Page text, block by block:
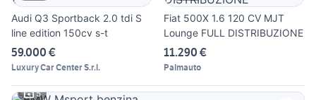
Audi Q3 Sportback 2.0 tdi S
line edition 150cv s-t
59.000 €
Luxury Car Center S.r.l.
Fiat 500X 1.6 120 CV MJT
Lounge FULL DISTRIBUZIONE
11.290 €
Palmauto
5